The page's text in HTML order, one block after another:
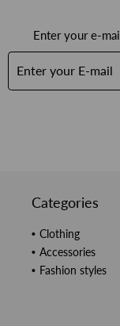
Enter your e-
Categories
Clothing
Accessories
Fashion styles